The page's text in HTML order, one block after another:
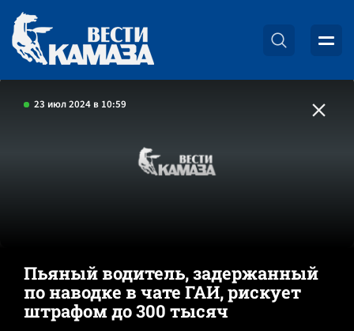
23 июл 2024 в 10:59
Пьяный водитель, задержанный
по наводке в чате ГАИ, рискует
штрафом до 300 тысяч